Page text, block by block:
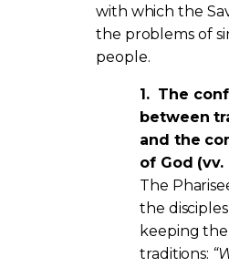
with which the
the problems of
people.
1. The
between
and the
of God (vv.
The
the
keeping the
traditions: